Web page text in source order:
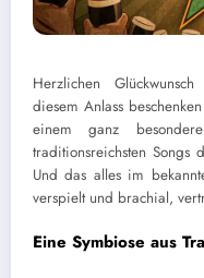
Herzlichen
diesem Anlass
einem ganz
traditionsreichsten Songs
Und das alles im
verspielt und brachial,
Eine Symbiose aus